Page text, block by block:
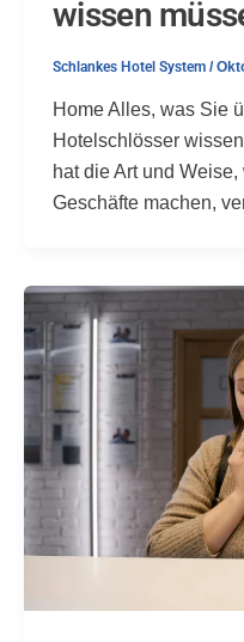
wissen
Schlankes Hotel System /
Home Alles, was Sie
Hotelschlösser
hat die Art und
Geschäfte machen,